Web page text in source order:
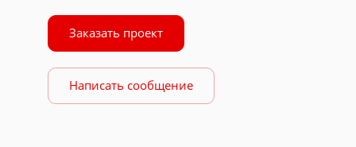
Заказать проект
Написать сообщение